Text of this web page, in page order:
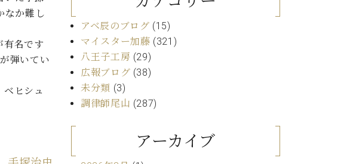
なか難し
有名です
弾いてい
ベヒシュ
アベ辰のブログ (15)
マイスター加藤 (321)
八王子工房 (29)
広報ブログ (38)
未分類 (3)
調律師尾山 (287)
アーカイブ